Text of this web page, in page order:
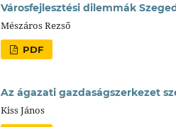
Városfejlesztési dilemmák
Mészáros Rezső
PDF
Az ágazati gazdaságszerkezet
Kiss János